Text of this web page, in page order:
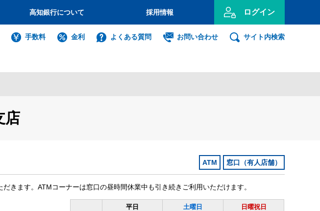
高知銀行について 採用情報 ログイン
個人のお客さま
バンキング
投資信託
子証明書方式 ID・暗証番号方式
利用者ログオンについて
手数料 金利 よくある質問 お問い合わせ サイト内検索
店
ATM 窓口（有人店舗）
きます。ATMコーナーは窓口の昼時間休業中も引き続きご利用いただけます。
平日 土曜日 日曜祝日